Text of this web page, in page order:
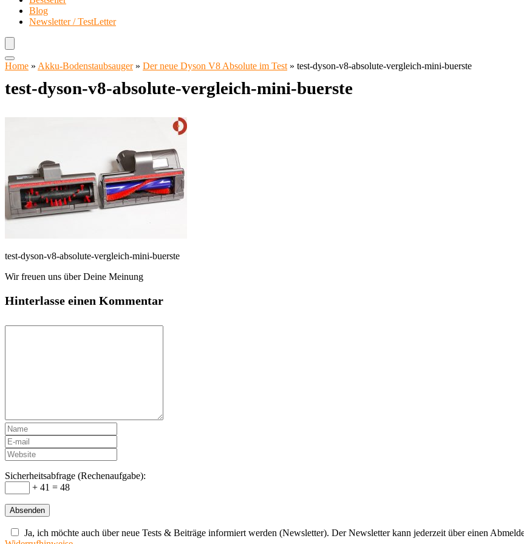
Blog
Newsletter / TestLetter
Home » Akku-Bodenstaubsauger» Der neue Dyson V8 Absolute im Test » test-dyson-v8-absolute-vergleich-mini-buerste
test-dyson-v8-absolute-vergleich-mini-buerste
test-dyson-v8-absolute-vergleich-mini-buerste
Wir freuen uns über Deine Meinung
Hinterlasse einen Kommentar
Sicherheitsabfrage (Rechenaufgabe):
+ 41 = 48
Ja, ich möchte auch über neue Tests & Beiträge informiert werden (Newsletter). Der Newsletter kann jederzeit über einen